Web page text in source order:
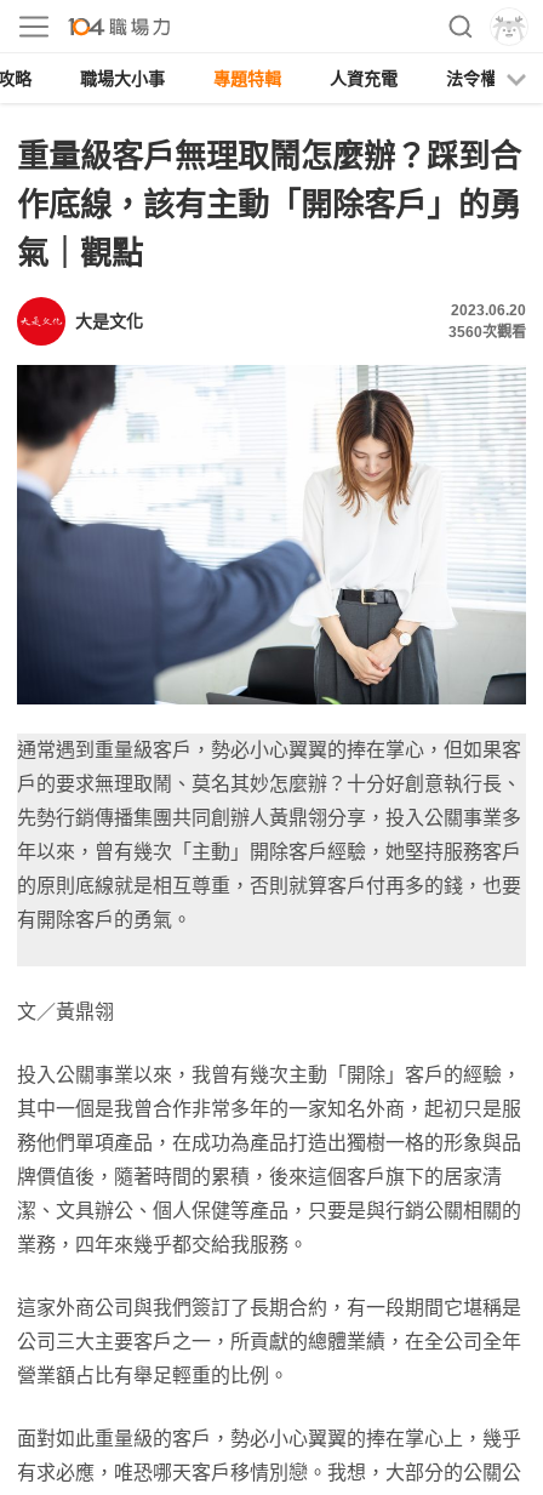
略 職場大小事 專題特輯 人資充電 法令權益
重量級客戶無理取鬧怎麼辦？踩到合
作底線，該有主動「開除客戶」的勇
氣｜觀點
大是文化
2023.06.20
3560次觀看
通常遇到重量級客戶，勢必小心翼翼的捧在掌心，但如果客
戶的要求無理取鬧、莫名其妙怎麼辦？十分好創意執行長、
先勢行銷傳播集團共同創辦人黃鼎翎分享，投入公關事業多
年以來，曾有幾次「主動」開除客戶經驗，她堅持服務客戶
的原則底線就是相互尊重，否則就算客戶付再多的錢，也要
有開除客戶的勇氣。
文／黃鼎翎
投入公關事業以來，我曾有幾次主動「開除」客戶的經驗，
其中一個是我曾合作非常多年的一家知名外商，起初只是服
務他們單項產品，在成功為產品打造出獨樹一格的形象與品
牌價值後，隨著時間的累積，後來這個客戶旗下的居家清
潔、文具辦公、個人保健等產品，只要是與行銷公關相關的
業務，四年來幾乎都交給我服務。
這家外商公司與我們簽訂了長期合約，有一段期間它堪稱是
公司三大主要客戶之一，所貢獻的總體業績，在全公司全年
營業額占比有舉足輕重的比例。
面對如此重量級的客戶，勢必小心翼翼的捧在掌心上，幾乎
有求必應，唯恐哪天客戶移情別戀。我想，大部分的公關公